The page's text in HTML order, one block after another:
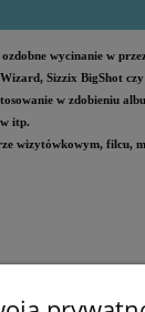
wycinanie w
Sizzix BigShot
w zdobieniu
itp.
wizytówkowym, filcu,